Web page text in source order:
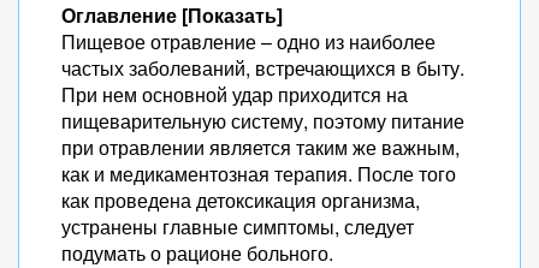
Оглавление [Показать]
Пищевое отравление – одно из наиболее
частых заболеваний, встречающихся в быту.
При нем основной удар приходится на
пищеварительную систему, поэтому питание
при отравлении является таким же важным,
как и медикаментозная терапия. После того
как проведена детоксикация организма,
устранены главные симптомы, следует
подумать о рационе больного.